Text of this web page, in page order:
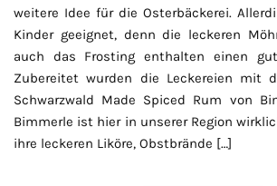
weitere Idee für die Osterbäckerei.
Kinder geeignet, denn die leckeren
auch das Frosting enthalten einen
Zubereitet wurden die Leckereien mit
Schwarzwald Made Spiced Rum von
Bimmerle ist hier in unserer Region
ihre leckeren Liköre, Obstbrände […]